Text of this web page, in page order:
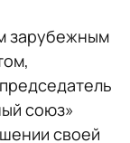
зарубежным
союз»
своей